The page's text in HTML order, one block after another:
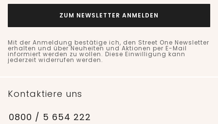
ZUM NEWSLETTER ANMELDEN
Mit der Anmeldung bestätige ich, den Street One Newsletter
erhalten und über Neuheiten und Aktionen per E-Mail
informiert werden zu wollen. Diese Einwilligung kann
jederzeit widerrufen werden.
Kontaktiere uns
0800 / 5 654 222